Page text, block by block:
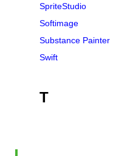
SpriteStudio
Softimage
Substance Painter
Swift
T